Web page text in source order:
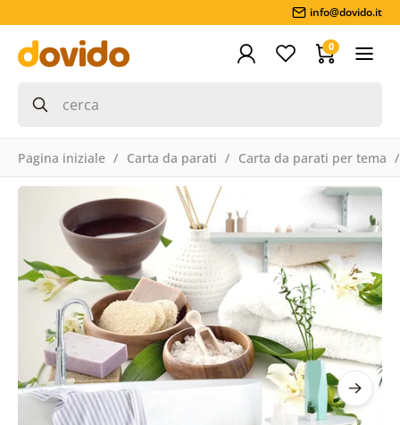
info@dovido.it
0
Pagina iniziale Carta da parati Carta da parati per tema